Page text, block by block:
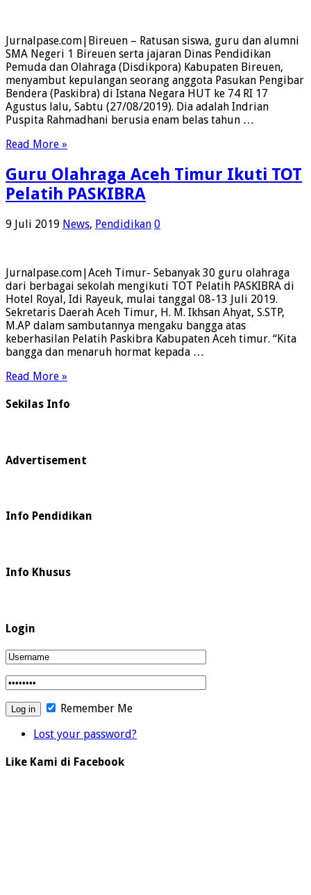
Jurnalpase.com|Bireuen – Ratusan siswa, guru dan alumni
SMA Negeri 1 Bireuen serta jajaran Dinas Pendidikan
Pemuda dan Olahraga (Disdikpora) Kabupaten Bireuen,
menyambut kepulangan seorang anggota Pasukan Pengibar
Bendera (Paskibra) di Istana Negara HUT ke 74 RI 17
Agustus lalu, Sabtu (27/08/2019). Dia adalah Indrian
Puspita Rahmadhani berusia enam belas tahun …
Read More »
Guru Olahraga Aceh Timur Ikuti TOT
Pelatih PASKIBRA
9 Juli 2019 News, Pendidikan 0
Jurnalpase.com|Aceh Timur- Sebanyak 30 guru olahraga
dari berbagai sekolah mengikuti TOT Pelatih PASKIBRA di
Hotel Royal, Idi Rayeuk, mulai tanggal 08-13 Juli 2019.
Sekretaris Daerah Aceh Timur, H. M. Ikhsan Ahyat, S.STP,
M.AP dalam sambutannya mengaku bangga atas
keberhasilan Pelatih Paskibra Kabupaten Aceh timur. “Kita
bangga dan menaruh hormat kepada …
Read More »
Sekilas Info
Advertisement
Info Pendidikan
Info Khusus
Login
Remember Me
Lost your password?
Like Kami di Facebook